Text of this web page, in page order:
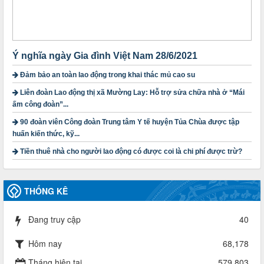
Quyết định số 1754/QĐ-TLĐ Về việc ban hành Quy định về
nguyên tắc xây dựng và giao dự toán tài chính công đoàn
năm 2025
Thời gian đăng: 23/09/2024
lượt xem: 4200 | lượt tải:1315
3716/TLD-TC
Công văn hướng dẫn công tác quả lý tài chính, tài sản công
đoàn khi đơn vị sát nhập, chấm dứt hoạt động
Thời gian đăng: 13/04/2025
lượt xem: 2006 | lượt tải:722
60/TB-LĐLĐ
Thông báo công khai dự toán thu, chi tài chính công đoàn
LĐLĐ tỉnh Điện Biên năm 2025
Thời gian đăng: 28/04/2025
lượt xem: 822 | lượt tải:286
Quyết định về việc công bố công khai quyết toán ngân sách
nhà nước năm 2024
Ý nghĩa ngày Gia đình Việt Nam 28/6/2021
Đảm bảo an toàn lao động trong khai thác mủ cao su
Liên đoàn Lao động thị xã Mường Lay: Hỗ trợ sửa chữa nhà ở “Mái
ấm công đoàn”...
90 đoàn viên Công đoàn Trung tâm Y tế huyện Tủa Chùa được tập
huấn kiến thức, kỹ...
Tiền thuê nhà cho người lao động có được coi là chi phí được trừ?
THỐNG KÊ
Đang truy cập 40
Hôm nay
68,178